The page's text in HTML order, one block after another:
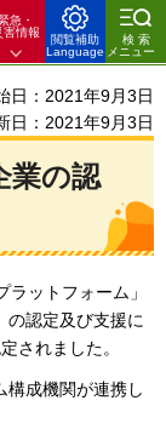
急・
害情報
閲覧補助
Language
検索
メニュー
日：2021年9月3日
日：2021年9月3日
業の認
ットフォーム」
の認定及び支援に
されました。
構成機関が連携し